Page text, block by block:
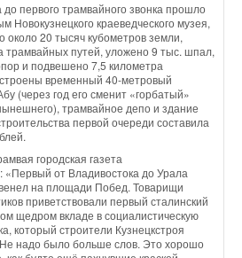
первого трамвайного звонка прошло
Новокузнецкого краеведческого музея,
около 20 тысяч кубометров земли,
трамвайных путей, уложено 9 тыс. шпал,
и подвешено 7,5 километра
временный 40-метровый
(через год его сменит «горбатый»
трамвайное депо и здание
первой очереди составила
городская газета
«Первый от Владивостока до Урала
на площади Побед. Товарищи
приветствовали первый сталинский
щедром вкладе в социалистическую
который строители Кузнецкстроя
надо было больше слов. Это хорошо